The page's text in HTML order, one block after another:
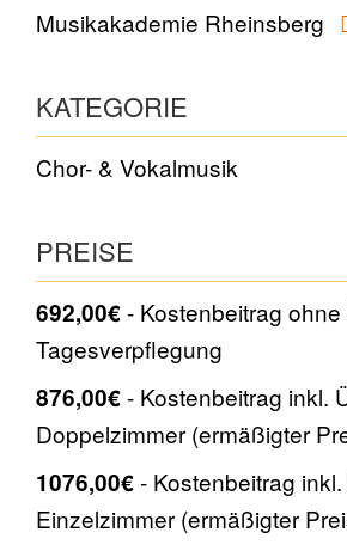
Musikakademie Rheinsberg
KATEGORIE
Chor- & Vokalmusik
PREISE
692,00€
Kostenbeitrag
Tagesverpflegung
876,00€
Kostenbeitrag inkl.
Doppelzimmer (ermäßigter
1076,00€
Kostenbeitrag
Einzelzimmer (ermäßigter